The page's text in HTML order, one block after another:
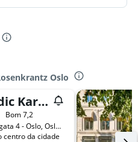
Oslo
Scandic Karl Johan
Bom 7,2
Arbeidergata 4 - Oslo, Oslo, Condado de Oslo, Noruega
centro da cidade